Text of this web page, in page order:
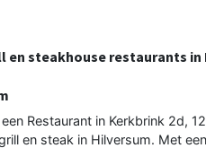
en steakhouse restaurants
Restaurant in Kerkbrink 2d,
en steak in Hilversum. Met